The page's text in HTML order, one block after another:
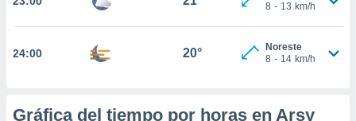
web a
8 - 13 km/h
24:00 20°
Noreste
8 - 14 km/h
Gráfica del tiempo por horas en Arsy